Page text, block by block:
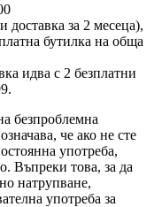
доставка за 2 месеца),
бутилка на обща
идва с 2 безплатни
безпроблемна
че ако не сте
употреба,
Въпреки това, за да
натрупване,
употреба за